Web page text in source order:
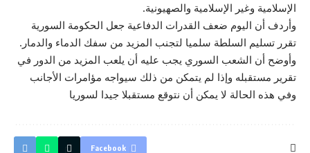
الإسلامية وغير الإسلامية والصهيونية.
وأردف أن اليوم ضعف القدرات الدفاعية جعل الحكومة السورية
تقرر تسليم السلطة سلميا لتجنب المزيد من سفك الدماء والدمار.
وأوضح أن الشعب السوري یجب علیه أن یلعب المزید من الدور في
تقریر مستقبله وإذا لم یتمکن من ذلك سیواجه مؤامرات الأجانب
وفي هذه الحالة لا یمکن أن نتوقع مستقبلا جیدا لسوریا
Facebook